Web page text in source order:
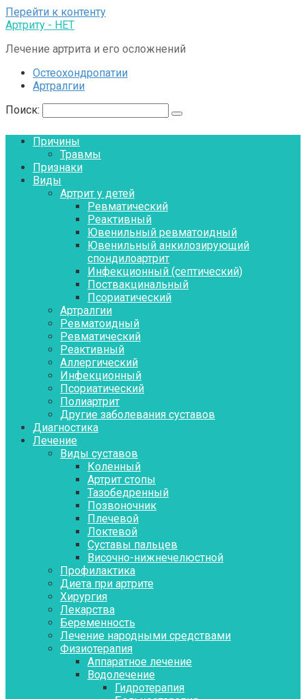
Перейти к контенту
Артриту - НЕТ
Лечение артрита и его осложнений
Остеохондропатии
Артралгии
Поиск:
Причины
Травмы
Признаки
Виды
Артрит у детей
Ревматический
Реактивный
Ювенильный ревматоидный
Ювенильный анкилозирующий
спондилоартрит
Инфекционный (септический)
Поствакцинальный
Псориатический
Артралгии
Ревматоидный
Ревматический
Реактивный
Аллергический
Инфекционный
Псориатический
Полиартрит
Другие заболевания суставов
Диагностика
Лечение
Виды суставов
Коленный
Артрит стопы
Тазобедренный
Позвоночник
Плечевой
Локтевой
Суставы пальцев
Височно-нижнечелюстной
Профилактика
Диета при артрите
Хирургия
Лекарства
Беременность
Лечение народными средствами
Физиотерапия
Аппаратное лечение
Водолечение
Гидротерапия